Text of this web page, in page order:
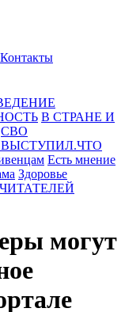
Контакты
В СТРАНЕ И
СВО
ВЫСТУПИЛ.ЧТО
Есть мнение
Здоровье
могут